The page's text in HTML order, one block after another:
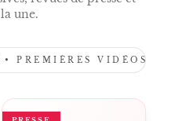
une.
PREMIÈRES VIDÉOS •